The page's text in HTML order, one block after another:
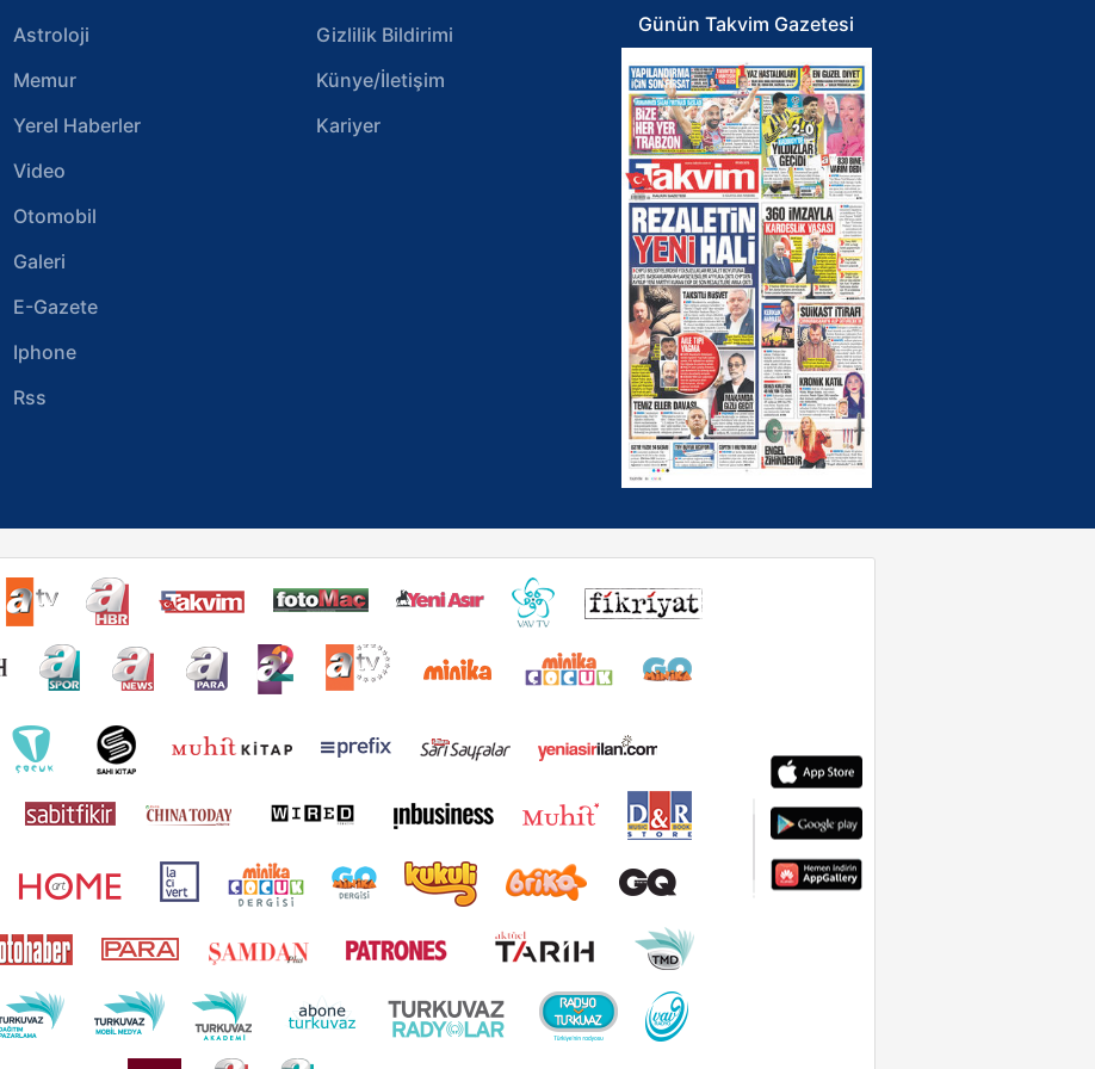
Astroloji
Memur
Yerel Haberler
Video
Otomobil
Galeri
E-Gazete
Iphone
Rss
Gizlilik Bildirimi
Künye/İletişim
Kariyer
Günün Takvim Gazetesi